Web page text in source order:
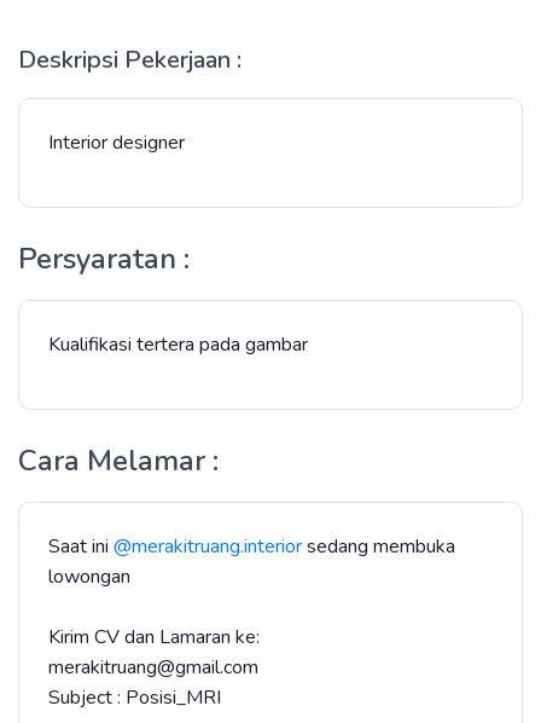
Deskripsi Pekerjaan :
Interior designer
Persyaratan :
Kualifikasi tertera pada gambar
Cara Melamar :
Saat ini @merakitruang.interiorsedang membuka
lowongan
Kirim CV dan Lamaran ke:
merakitruang@gmail.com
Subject : Posisi_MRI